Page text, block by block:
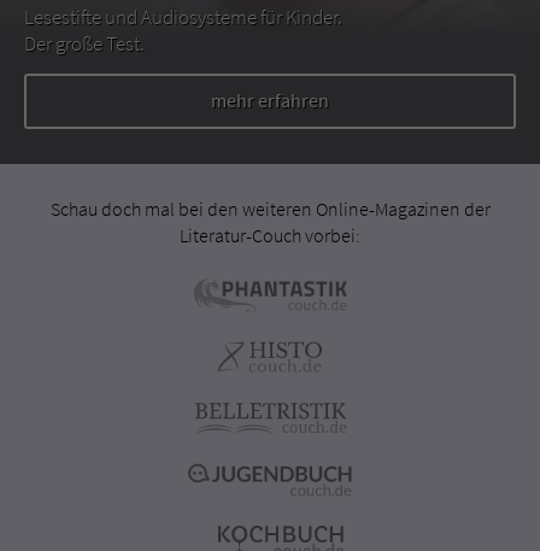
Lesestifte und Audiosysteme für Kinder.
Der große Test.
mehr erfahren
Schau doch mal bei den weiteren Online-Magazinen der
Literatur-Couch vorbei: